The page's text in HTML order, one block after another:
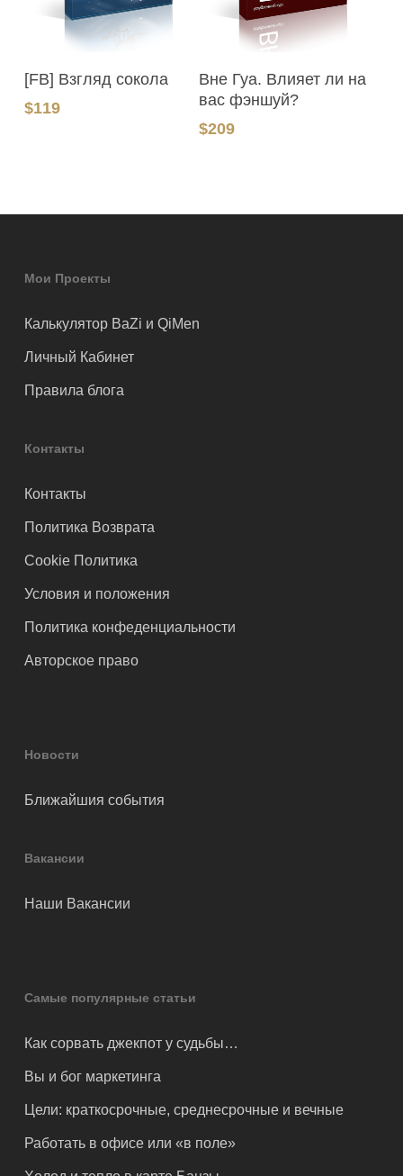
[FB] Взгляд сокола
$119
В Корзину
Вне Гуа. Влияет ли на
вас фэншуй?
$209
Мои Проекты
Калькулятор BaZi и QiMen
Личный Кабинет
Правила блога
Контакты
Контакты
Политика Возврата
Cookie Политика
Условия и положения
Политика конфеденциальности
Авторское право
Новости
Ближайшия события
Вакансии
Наши Вакансии
Самые популярные статьи
Как сорвать джекпот у судьбы…
Вы и бог маркетинга
Цели: краткосрочные, среднесрочные и вечные
Работать в офисе или «в поле»